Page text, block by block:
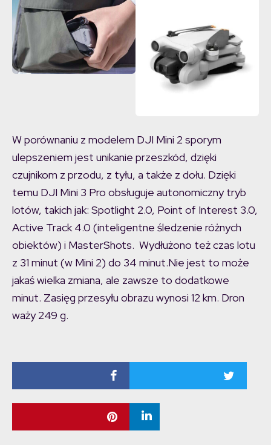
W porównaniu z modelem DJI Mini 2 sporym
ulepszeniem jest unikanie przeszkód, dzięki
czujnikom z przodu, z tyłu, a także z dołu. Dzięki
temu DJI Mini 3 Pro obsługuje autonomiczny tryb
lotów, takich jak: Spotlight 2.0, Point of Interest 3.0,
Active Track 4.0 (inteligentne śledzenie różnych
obiektów) i MasterShots. Wydłużono też czas lotu
z 31 minut (w Mini 2) do 34 minut.Nie jest to może
jakaś wielka zmiana, ale zawsze to dodatkowe
minut. Zasięg przesyłu obrazu wynosi 12 km. Dron
waży 249 g.